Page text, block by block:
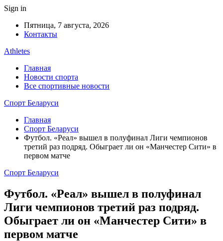
Sign in
Пятница, 7 августа, 2026
Контакты
Athletes
Главная
Новости спорта
Все спортивные новости
Спорт Беларуси
Главная
Спорт Беларуси
Футбол. «Реал» вышел в полуфинал Лиги чемпионов
третий раз подряд. Обыграет ли он «Манчестер Сити» в
первом матче
Спорт Беларуси
Футбол. «Реал» вышел в полуфинал
Лиги чемпионов третий раз подряд.
Обыграет ли он «Манчестер Сити» в
первом матче